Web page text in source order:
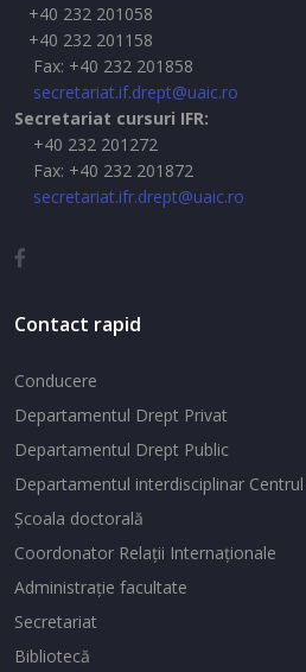
+40 232 201058
+40 232 201158
Fax: +40 232 201858
secretariat.if.drept@uaic.ro
Secretariat cursuri IFR:
+40 232 201272
Fax: +40 232 201872
secretariat.ifr.drept@uaic.ro
Contact rapid
Conducere
Departamentul Drept Privat
Departamentul Drept Public
Departamentul interdisciplinar
Şcoala doctorală
Coordonator Relaţii Internaţionale
Administraţie facultate
Secretariat
Bibliotecă